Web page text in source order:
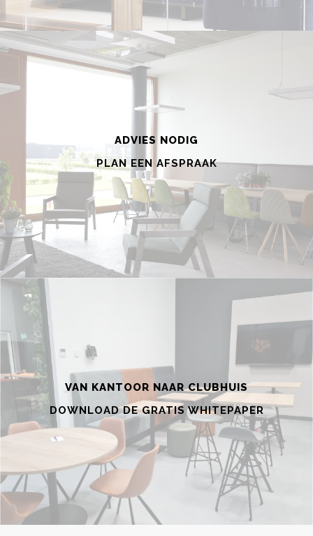
ADVIES NODIG
PLAN EEN AFSPRAAK
VAN KANTOOR NAAR CLUBHUIS
DOWNLOAD DE GRATIS WHITEPAPER